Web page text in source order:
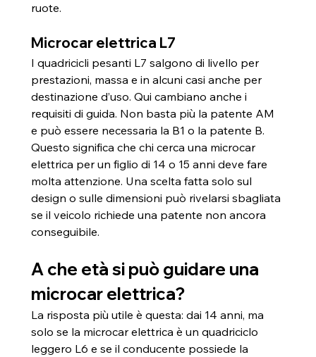
ruote.
Microcar elettrica L7
I quadricicli pesanti L7 salgono di livello per
prestazioni, massa e in alcuni casi anche per
destinazione d’uso. Qui cambiano anche i
requisiti di guida. Non basta più la patente AM
e può essere necessaria la B1 o la patente B.
Questo significa che chi cerca una microcar
elettrica per un figlio di 14 o 15 anni deve fare
molta attenzione. Una scelta fatta solo sul
design o sulle dimensioni può rivelarsi sbagliata
se il veicolo richiede una patente non ancora
conseguibile.
A che età si può guidare una
microcar elettrica?
La risposta più utile è questa: dai 14 anni, ma
solo se la microcar elettrica è un quadriciclo
leggero L6 e se il conducente possiede la